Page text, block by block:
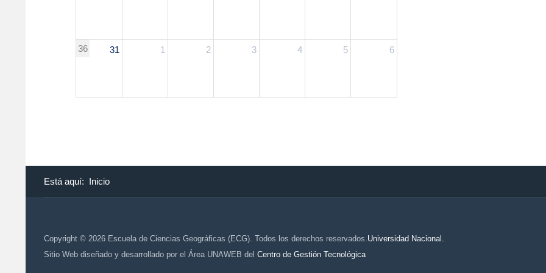
36 31 1 2 3 4 5 6
Está aquí: Inicio
Copyright © 2026 Escuela de Ciencias Geográficas (ECG). Todos los derechos reservados. Universidad Nacional.
Sitio Web diseñado y desarrollado por el Área UNAWEB del Centro de Gestión Tecnológica